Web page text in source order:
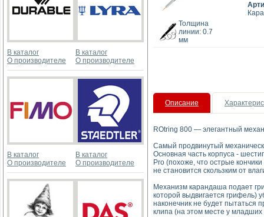
В каталог
О производителе
В каталог
О производителе
В каталог
О производителе
В каталог
О производителе
Толщина
линии: 0.7
мм
Описание
ROtring 800 — элегантный
Самый продвинутый
Основная часть корпуса -
Pro (похоже, что острые
не становится скользким от
Механизм карандаша подает
которой выдвигается грифель)
наконечник не будет пытаться
клипа (на этом месте у